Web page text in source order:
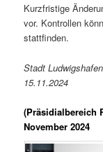
Kurzfristige
vor. Kontrollen
stattfinden.
Stadt
15.11.2024
(Präsidialbereich
November 2024